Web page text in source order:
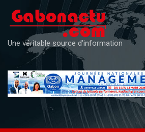
content
Une véritable source d'information